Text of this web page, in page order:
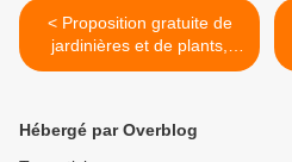
< Proposition gratuite de
jardinières et de plants,
jeudi, sur Kermoysan
Hébergé par Overblog